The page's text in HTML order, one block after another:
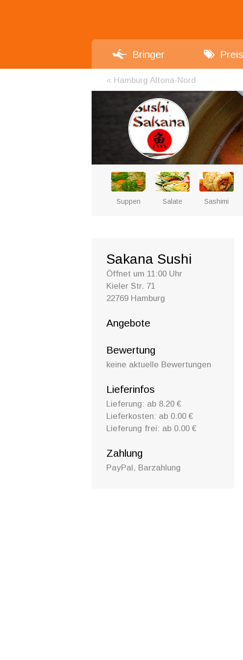
Bringer
« Hamburg Altona-Nord
Suppen Salate Sashimi
Sakana Sushi
Öffnet um 11:00 Uhr
Kieler Str. 71
22769 Hamburg
Angebote
Bewertung
keine aktuelle Bewertungen
Lieferinfos
Lieferung: ab 8.20 €
Lieferkosten: ab 0.00 €
Lieferung frei: ab 0.00 €
Zahlung
PayPal, Barzahlung